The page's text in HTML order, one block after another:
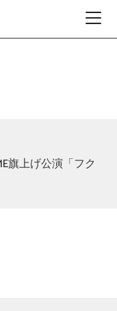
上げ公演「フク